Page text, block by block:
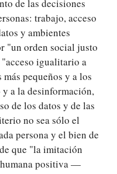
de las decisiones
trabajo, acceso
y ambientes
"un orden social justo
igualitario a
pequeños y a los
a la desinformación,
de los datos y de las
no sea sólo el
persona y el bien de
que "la imitación
positiva —